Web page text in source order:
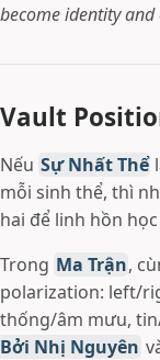
become identity and
Vault
Nếu Sự Nhất Thể
mỗi sinh thể, thì
hai để linh hồn
Trong Ma Trận,
polarization: left/
thống/âm mưu,
Bởi Nhị Nguyên